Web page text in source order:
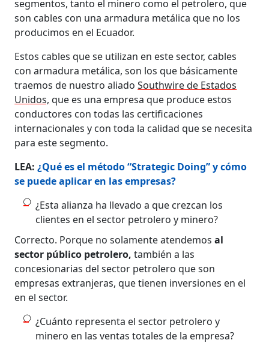
segmentos, tanto el minero como el petrolero, que
son cables con una armadura metálica que no los
producimos en el Ecuador.
Estos cables que se utilizan en este sector, cables
con armadura metálica, son los que básicamente
traemos de nuestro aliadoSouthwire de Estados
Unidos, que es una empresa que produce estos
conductores con todas las certificaciones
internacionales y con toda la calidad que se necesita
para este segmento.
LEA: ¿Qué es el método “Strategic Doing” y cómo
se puede aplicar en las empresas?
¿Esta alianza ha llevado a que crezcan los
clientes en el sector petrolero y minero?
Correcto. Porque no solamente atendemosal
sector público petrolero, también a las
concesionarias del sector petrolero que son
empresas extranjeras, que tienen inversiones en el
en el sector.
¿Cuánto representa el sector petrolero y
minero en las ventas totales de la empresa?